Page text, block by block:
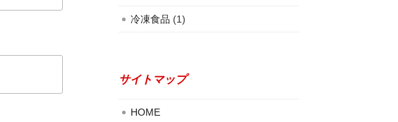
冷凍食品 (1)
サイトマップ
HOME